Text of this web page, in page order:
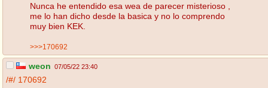
Nunca he entendido esa wea de parecer misterioso ,
me lo han dicho desde la basica y no lo comprendo
muy bien KEK.
>>>170692
weon 07/05/22 23:40
/#/ 170692